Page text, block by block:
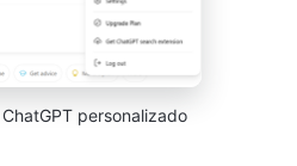
personalizado